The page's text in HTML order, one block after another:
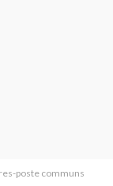
poste communs